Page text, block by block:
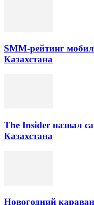
SMM-рейтинг
Казахстана
The Insider назвал
Казахстана
Новогодний